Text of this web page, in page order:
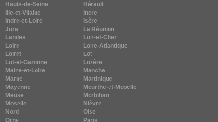
Hauts-de-Seine
Hérault
Ille-et-Vilaine
Indre
Indre-et-Loire
Isère
Jura
La Réunion
Landes
Loir-et-Cher
Loire
Loire-Atlantique
Loiret
Lot
Lot-et-Garonne
Lozère
Maine-et-Loire
Manche
Marne
Martinique
Mayenne
Meurthe-et-Moselle
Meuse
Morbihan
Moselle
Nièvre
Nord
Oise
Orne
Paris